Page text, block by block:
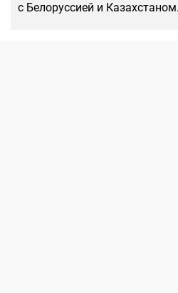
с Белоруссией и Казахстаном.